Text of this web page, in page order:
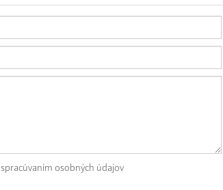
spracúvaním osobných údajov